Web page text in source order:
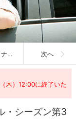
デスパレートな妻たち ファイナル・シーズン 次へ
木）12:00に終了いた
・シーズン第3